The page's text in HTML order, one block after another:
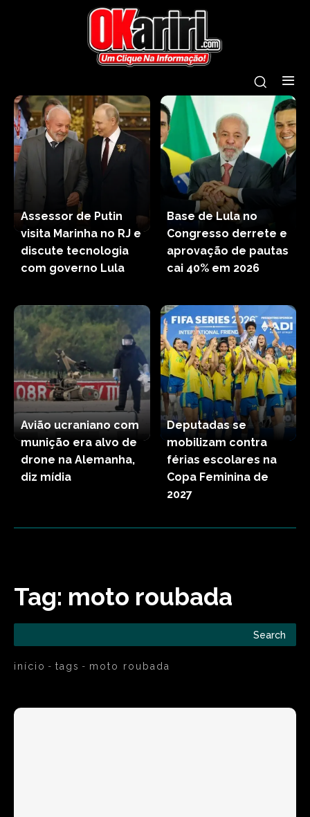
Assessor de Putin
visita Marinha no RJ e
discute tecnologia
com governo Lula
Base de Lula no
Congresso derrete e
aprovação de pautas
cai 40% em 2026
Avião ucraniano com
munição era alvo de
drone na Alemanha,
diz mídia
Deputadas se
mobilizam contra
férias escolares na
Copa Feminina de
2027
Tag: moto roubada
Search
início tags moto roubada